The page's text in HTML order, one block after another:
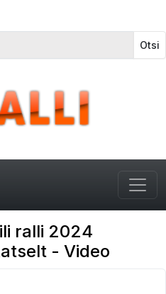
Otsi
ralli 2024
- Video